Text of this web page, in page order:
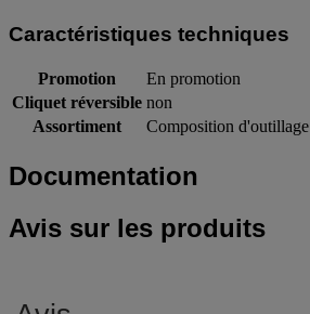
Caractéristiques techniques
Promotion
En promotion
Cliquet réversible non
Assortiment
Composition d'outillage
Documentation
Avis sur les produits